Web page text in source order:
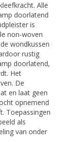
Alle
doorlatend
is
non-woven
wondkussen
rustig
doorlatend,
Het
De
en laat geen
opnemend
Toepassingen
als
van onder